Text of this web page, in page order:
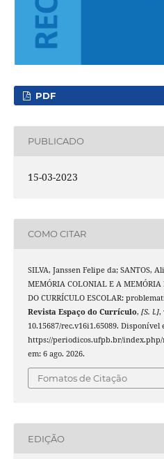
PDF
PUBLICADO
15-03-2023
COMO CITAR
SILVA, Janssen Felipe da; SANTOS,
MEMÓRIA COLONIAL E A MEMÓRIA
DO CURRÍCULO ESCOLAR:
Revista Espaço do Currículo, [S. l.],
10.15687/rec.v16i1.65089. Disponível
https://periodicos.ufpb.br/index.php/
em: 6 ago. 2026.
Fomatos de Citação
EDIÇÃO